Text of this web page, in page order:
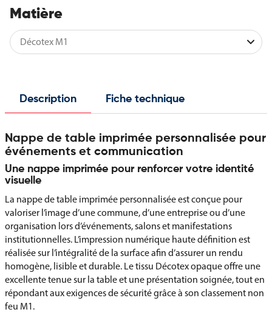
Matière
Description Fiche technique
Nappe de table imprimée personnalisée pour
événements et communication
Une nappe imprimée pour renforcer votre identité
visuelle
La nappe de table imprimée personnalisée est conçue pour
valoriser l’image d’une commune, d’une entreprise ou d’une
organisation lors d’événements, salons et manifestations
institutionnelles. L’impression numérique haute définition est
réalisée sur l’intégralité de la surface afin d’assurer un rendu
homogène, lisible et durable. Le tissu Décotex opaque offre une
excellente tenue sur la table et une présentation soignée, tout en
répondant aux exigences de sécurité grâce à son classement non
feu M1.